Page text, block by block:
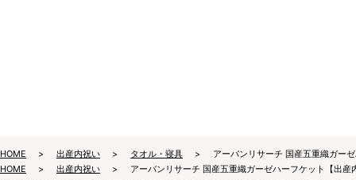
HOME 出産内祝い タオル・寝具
アーバンリサーチ 国産五重織ガー
HOME
出産内祝い アーバンリサーチ 国産五重織ガーゼハーフケット【出産